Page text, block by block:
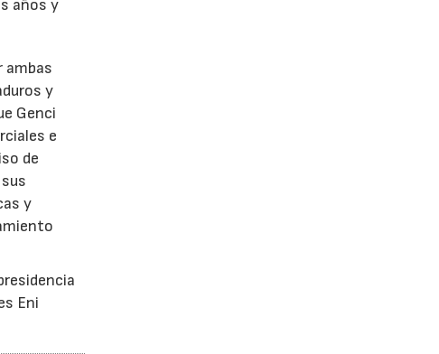
años y
ambas
y
Genci
e
de
y
Eni